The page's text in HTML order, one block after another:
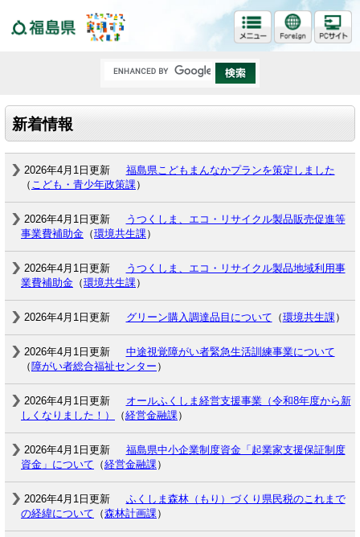
新着情報
2026年4月1日更新
福島県こどもまんなかプランを策定しました
（ こども・青少年政策課）
2026年4月1日更新
うつくしま、エコ・リサイクル製品販売促進等
事業費補助金 （環境共生課）
2026年4月1日更新
うつくしま、エコ・リサイクル製品地域利用事
業費補助金 （環境共生課）
2026年4月1日更新 グリーン購入調達品目について （環境共生課）
2026年4月1日更新
中途視覚障がい者緊急生活訓練事業について
（ 障がい者総合福祉センター ）
2026年4月1日更新
オールふくしま経営支援事業（令和8年度から新
しくなりました！）
（経営金融課）
2026年4月1日更新
福島県中小企業制度資金「起業家支援保証制度
資金」について （経営金融課）
2026年4月1日更新
ふくしま森林（もり）づくり県民税のこれまで
の経緯について （森林計画課）